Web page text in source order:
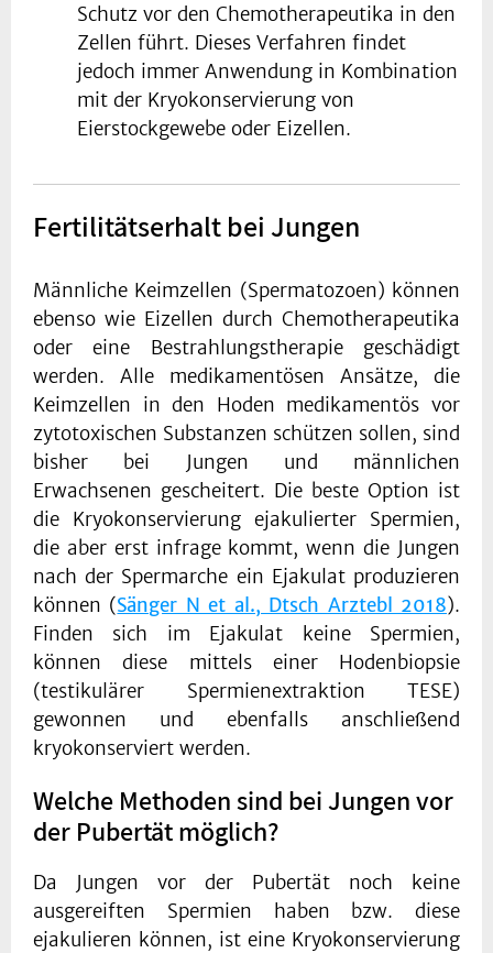
Schutz vor den Chemotherapeutika in den
Zellen führt. Dieses Verfahren findet
jedoch immer Anwendung in Kombination
mit der Kryokonservierung von
Eierstockgewebe oder Eizellen.
Fertilitätserhalt bei Jungen
Männliche Keimzellen (Spermatozoen) können
ebenso wie Eizellen durch Chemotherapeutika
oder eine Bestrahlungstherapie geschädigt
werden. Alle medikamentösen Ansätze, die
Keimzellen in den Hoden medikamentös vor
zytotoxischen Substanzen schützen sollen, sind
bisher bei Jungen und männlichen
Erwachsenen gescheitert. Die beste Option ist
die Kryokonservierung ejakulierter Spermien,
die aber erst infrage kommt, wenn die Jungen
nach der Spermarche ein Ejakulat produzieren
können (Sänger N et al., Dtsch Arztebl 2018).
Finden sich im Ejakulat keine Spermien,
können diese mittels einer Hodenbiopsie
(testikulärer Spermienextraktion TESE)
gewonnen und ebenfalls anschließend
kryokonserviert werden.
Welche Methoden sind bei Jungen vor
der Pubertät möglich?
Da Jungen vor der Pubertät noch keine
ausgereiften Spermien haben bzw. diese
ejakulieren können, ist eine Kryokonservierung